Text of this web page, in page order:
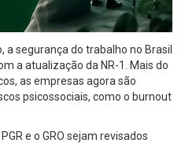
a segurança do trabalho no Brasil
a atualização da NR-1. Mais do
as empresas agora são
psicossociais, como o burnout
e o GRO sejam revisados